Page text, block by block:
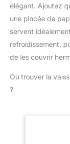
élégant. Ajoutez
une pincée de
servent idéalement
refroidissement,
de les couvrir
Où trouver la
?